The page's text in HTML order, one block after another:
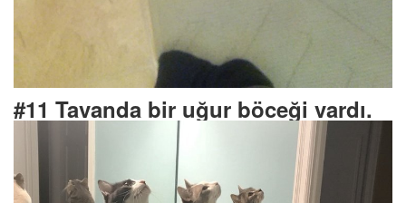
#11 Tavanda bir uğur böceği vardı.